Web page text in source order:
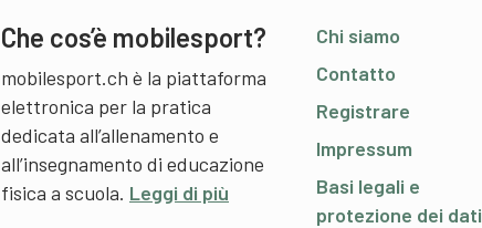
Che cos’è mobilesport?
mobilesport.ch è la piattaforma
elettronica per la pratica
dedicata all’allenamento e
all’insegnamento di educazione
fisica a scuola. Leggi di più
Chi siamo
Contatto
Registrare
Impressum
Basi legali e
protezione dei dati